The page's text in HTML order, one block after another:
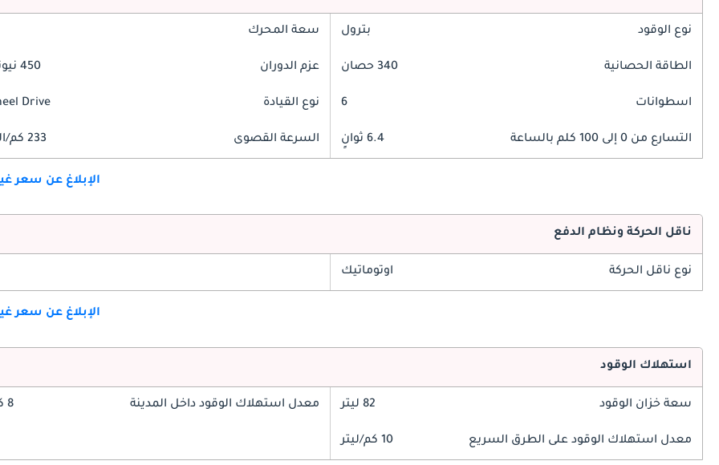
نوع الوقود بترول سعة المحرك
الطاقة الحصانية 340 حصان عزم الدوران 450 نيوتن-متر
اسطوانات 6 نوع القيادة Drive
التسارع من 0 إلى 100 كلم بالساعة 6.4 ثوانٍ السرعة القصوى 233 كم/الساعة
الإبلاغ عن سعر
ناقل الحركة ونظام الدفع
نوع ناقل الحركة اوتوماتيك
الإبلاغ عن سعر
استهلاك الوقود
سعة خزان الوقود 82 ليتر معدل استهلاك الوقود داخل المدينة 8 كم/ليتر
معدل استهلاك الوقود على الطرق السريع 10 كم/ليتر